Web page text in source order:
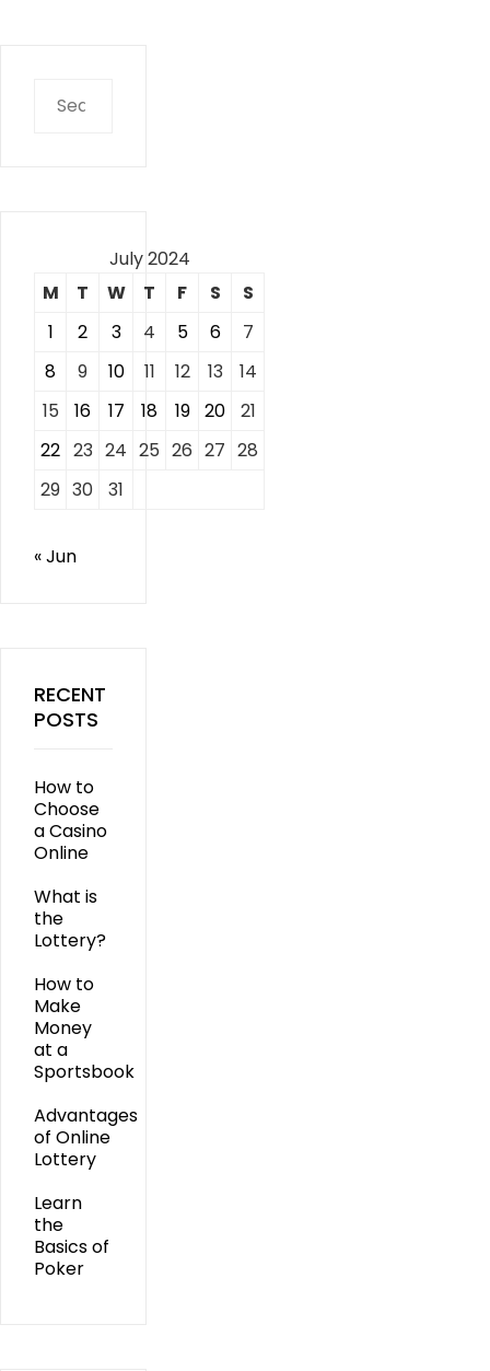
for:
July 2024
M
T W T F S
S
1
2 3 4 5 6
7
8
9 10 11 12 13
14
15
16 17 18 19 20
21
22 23 24 25 26 27 28
29 30 31
« Jun
RECENT
POSTS
How to
Choose
a Casino
Online
What is
the
Lottery?
How to
Make
Money
at a
Sportsbook
Advantages
of Online
Lottery
Learn
the
Basics of
Poker